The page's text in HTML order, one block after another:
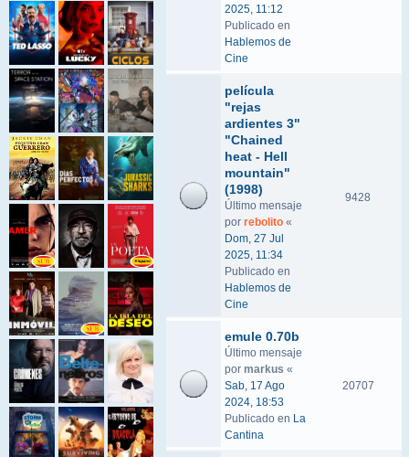
2025, 11:12
Publicado en
Hablemos de
Cine
película
"rejas
ardientes 3"
"Chained
heat - Hell
mountain"
(1998)
Último mensaje
por rebolito «
Dom, 27 Jul
2025, 11:34
Publicado en
Hablemos de
Cine
9428
emule 0.70b
Último mensaje
por markus «
Sab, 17 Ago
2024, 18:53
Publicado en La
Cantina
20707